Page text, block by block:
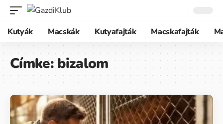
Kutyák Macskák Kutyafajták Macskafajták
Címke:bizalom